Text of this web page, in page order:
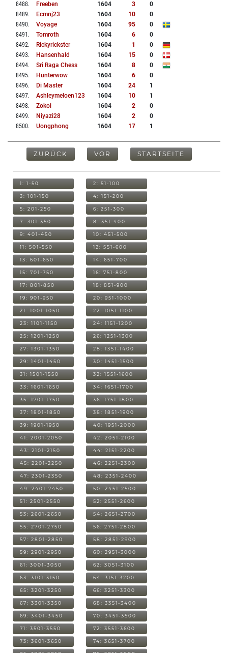
8488. Freeben 1604 3
0
8489. Ecmnj23 1604 10
0
8490. Voyage 1604 95
0
8491 . Tomroth 1604 6
0
8492. Rickyrickster 1604 1
0
8493. Hansenhald 1604 15
0
8494. Sri Raga Chess 1604 8
0
8495. Hunterwow 1604 6
0
8496. Di Master 1604 24
1
8497. Ashleymeloen123 1604 10
1
8498. Zokoi 1604 2
0
8499. Niyazi28 1604 2
0
8500. Uongphong 1604 17 1
ZURÜCK VOR STARTSEITE
1: 1-50 2: 51-100
3: 101-150 4: 151-200
5: 201-250 6: 251-300
7: 301-350 8: 351-400
9: 401-450 10: 451-500
11: 501-550 12: 551-600
13: 601-650 14: 651-700
15: 701-750 16: 751-800
17: 801-850 18: 851-900
19: 901-950 20: 951-1000
21: 1001-1050 22: 1051-1100
23: 1101-1150 24: 1151-1200
25: 1201-1250 26: 1251-1300
27: 1301-1350 28: 1351-1400
29: 1401-1450 30: 1451-1500
31: 1501-1550 32: 1551-1600
33: 1601-1650 34: 1651-1700
35: 1701-1750 36: 1751-1800
37: 1801-1850 38: 1851-1900
39: 1901-1950 40: 1951-2000
41: 2001-2050 42: 2051-2100
43: 2101-2150 44: 2151-2200
45: 2201-2250 46: 2251-2300
47: 2301-2350 48: 2351-2400
49: 2401-2450 50: 2451-2500
51: 2501-2550 52: 2551-2600
53: 2601-2650 54: 2651-2700
55: 2701-2750 56: 2751-2800
57: 2801-2850 58: 2851-2900
59: 2901-2950 60: 2951-3000
61: 3001-3050 62: 3051-3100
63: 3101-3150 64: 3151-3200
65: 3201-3250 66: 3251-3300
67: 3301-3350 68: 3351-3400
69: 3401-3450 70: 3451-3500
71: 3501-3550 72: 3551-3600
73: 3601-3650 74: 3651-3700